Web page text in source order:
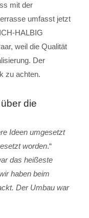
mit der
umfasst jetzt
HALBIG
weil die Qualität
Der
zu achten.
die
Ideen umgesetzt
worden.“
das heißeste
haben beim
Der Umbau war